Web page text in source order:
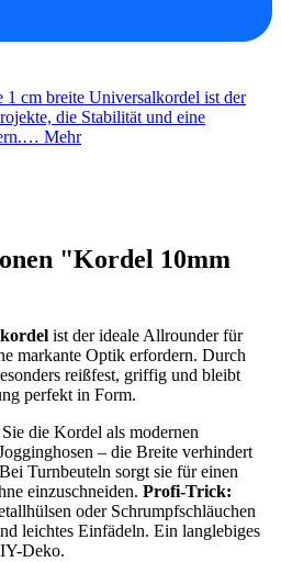
1 cm breite Universalkordel ist der
die Stabilität und eine
Mehr
"Kordel 10mm
ist der ideale Allrounder für
markante Optik erfordern. Durch
reißfest, griffig und bleibt
perfekt in Form.
die Kordel als modernen
– die Breite verhindert
Turnbeuteln sorgt sie für einen
einzuschneiden. Profi-Trick:
oder Schrumpfschläuchen
leichtes Einfädeln. Ein langlebiges
Deko.